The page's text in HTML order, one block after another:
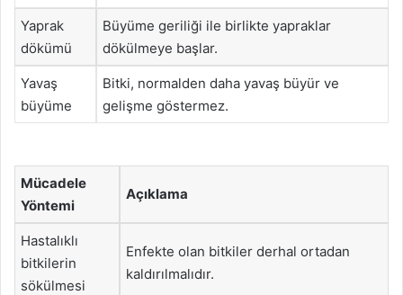
Yaprak
dökümü
Büyüme geriliği ile birlikte yapraklar
dökülmeye başlar.
Yavaş
büyüme
Bitki, normalden daha yavaş büyür ve
gelişme göstermez.
Mücadele
Yöntemi
Açıklama
Hastalıklı
bitkilerin
sökülmesi
Enfekte olan bitkiler derhal ortadan
kaldırılmalıdır.